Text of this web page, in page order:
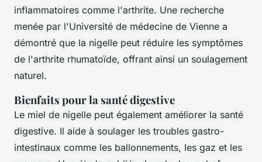
inflammatoires comme l'arthrite. Une recherche
menée par l'Université de médecine de Vienne a
démontré que la nigelle peut réduire les symptômes
de l'arthrite rhumatoïde, offrant ainsi un soulagement
naturel.
Bienfaits pour la santé digestive
Le miel de nigelle peut également améliorer la santé
digestive. Il aide à soulager les troubles gastro-
intestinaux comme les ballonnements, les gaz et les